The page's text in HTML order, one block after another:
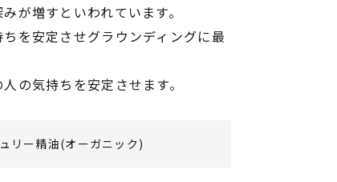
が増すといわれています。
を安定させグラウンディングに最
の気持ちを安定させます。
リー精油(オーガニック)